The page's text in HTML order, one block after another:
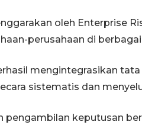
oleh Enterprise
perusahaan di berbagai
mengintegrasikan
sistematis dan
pengambilan keputusan